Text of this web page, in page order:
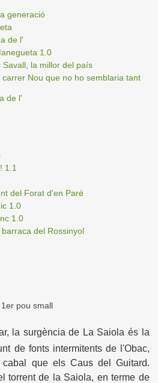
generació
de l'
1.0
Savall, la millor del país
Nou que no ho semblaria tant
de l'
1.1
del Forat d'en Paré
1.0
1.0
del Rossinyol
la surgència de La Saiola és la
de fonts intermitents de l'Obac,
que els Caus del Guitard.
torrent de la Saiola, en terme de